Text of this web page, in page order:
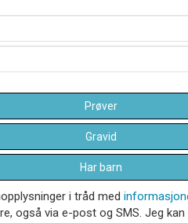
Prøver
Gravid
Har barn
i tråd med
også via e-post og SMS. Jeg